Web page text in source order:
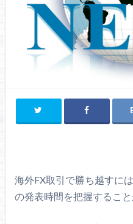
海外FX取引で勝ち越すに
の発表時間を把握すること